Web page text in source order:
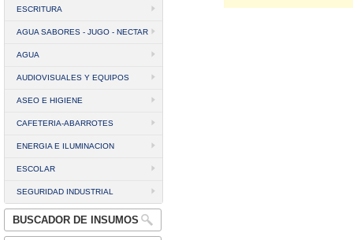
ESCRITURA
AGUA SABORES - JUGO - NECTAR
AGUA
AUDIOVISUALES Y EQUIPOS
ASEO E HIGIENE
CAFETERIA-ABARROTES
ENERGIA E ILUMINACION
ESCOLAR
SEGURIDAD INDUSTRIAL
BUSCADOR DE INSUMOS